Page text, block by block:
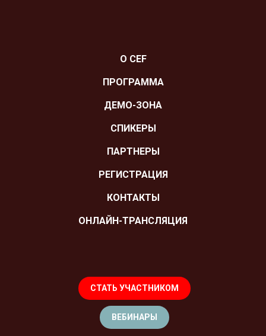
О CEF
ПРОГРАММА
ДЕМО-ЗОНА
СПИКЕРЫ
ПАРТНЕРЫ
РЕГИСТРАЦИЯ
КОНТАКТЫ
ОНЛАЙН-ТРАНСЛЯЦИЯ
СТАТЬ УЧАСТНИКОМ
ВЕБИНАРЫ